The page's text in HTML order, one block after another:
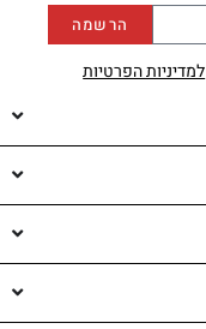
למדיניות הפרטיות
הרשמה